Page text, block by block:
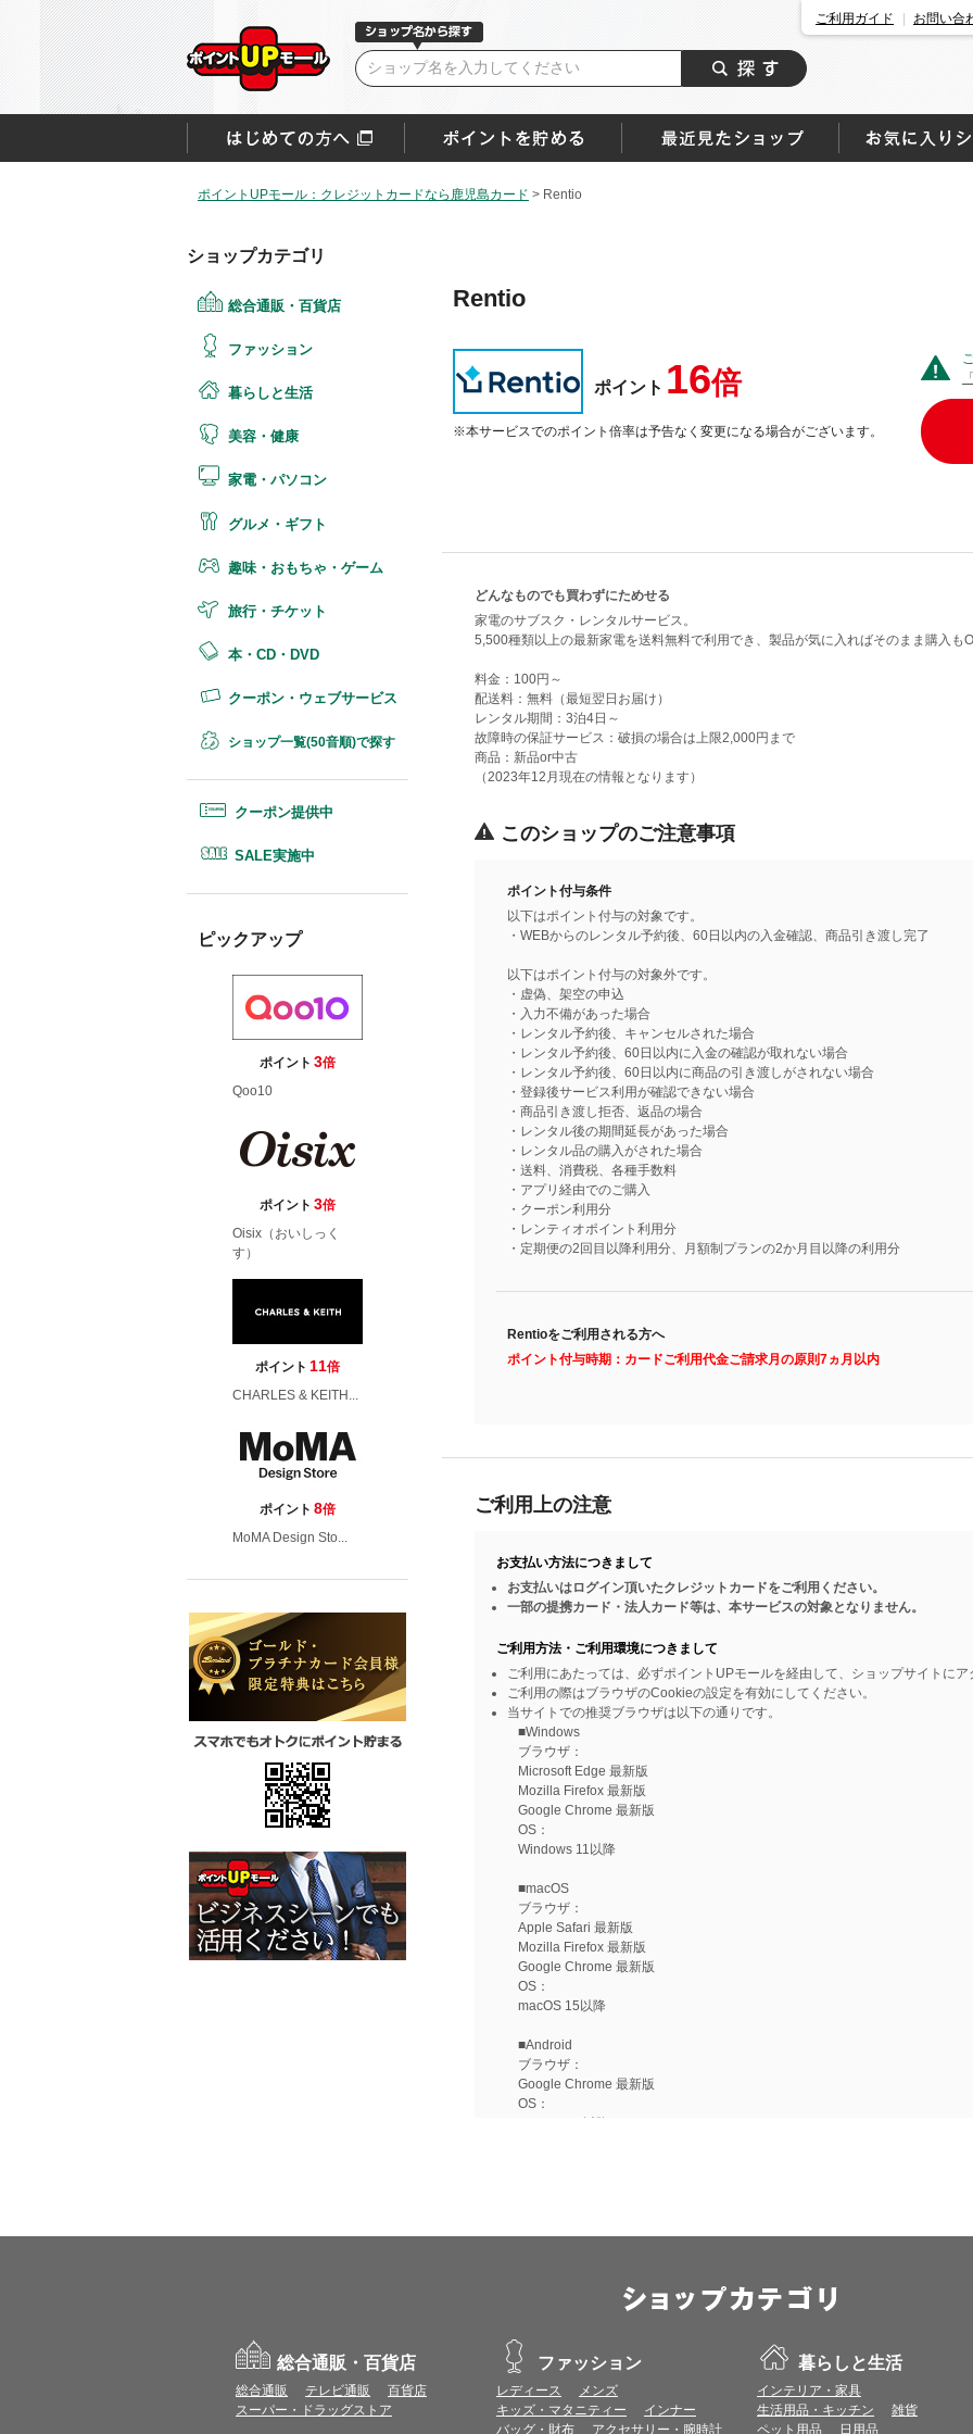
ご利用ガイド お問い合
ポイントUPモール：クレジットカードなら鹿児島カード > Rentio
ショップカテゴリ
総合通販・百貨店
ファッション
暮らしと生活
美容・健康
家電・パソコン
グルメ・ギフト
趣味・おもちゃ・ゲーム
旅行・チケット
本・CD・DVD
クーポン・ウェブサービス
ショップ一覧(50音順)で探す
クーポン提供中
SALE実施中
ピックアップ
ポイント 3倍
Qoo10
ポイント 3倍
Oisix（おいしっく
す）
ポイント 11倍
CHARLES & KEITH...
ポイント 8倍
MoMA Design Sto...
Rentio
ポイント 16倍
※本サービスでのポイント倍率は予告なく変更になる場合がございます。
どんなものでも買わずにためせる
家電のサブスク・レンタルサービス。
5,500種類以上の最新家電を送料無料で利用でき、製品が気に入ればそのまま購入も
料金：100円～
配送料：無料（最短翌日お届け）
レンタル期間：3泊4日～
故障時の保証サービス：破損の場合は上限2,000円まで
商品：新品or中古
（2023年12月現在の情報となります）
このショップのご注意事項
ポイント付与条件
以下はポイント付与の対象です。
・WEBからのレンタル予約後、60日以内の入金確認、商品引き渡し完了
以下はポイント付与の対象外です。
・虚偽、架空の申込
・入力不備があった場合
・レンタル予約後、キャンセルされた場合
・レンタル予約後、60日以内に入金の確認が取れない場合
・レンタル予約後、60日以内に商品の引き渡しがされない場合
・登録後サービス利用が確認できない場合
・商品引き渡し拒否、返品の場合
・レンタル後の期間延長があった場合
・レンタル品の購入がされた場合
・送料、消費税、各種手数料
・アプリ経由でのご購入
・クーポン利用分
・レンティオポイント利用分
・定期便の2回目以降利用分、月額制プランの2か月目以降の利用分
Rentioをご利用される方へ
ポイント付与時期：カードご利用代金ご請求月の原則7ヵ月以内
ご利用上の注意
お支払い方法につきまして
お支払いはログイン頂いたクレジットカードをご利用ください。
一部の提携カード・法人カード等は、本サービスの対象となりません。
ご利用方法・ご利用環境につきまして
ご利用にあたっては、必ずポイントUPモールを経由して、ショップサイトに
ご利用の際はブラウザのCookieの設定を有効にしてください。
当サイトでの推奨ブラウザは以下の通りです。
■Windows
ブラウザ：
Microsoft Edge 最新版
Mozilla Firefox 最新版
Google Chrome 最新版
OS：
Windows 11以降
■macOS
ブラウザ：
Apple Safari 最新版
Mozilla Firefox 最新版
Google Chrome 最新版
OS：
macOS 15以降
■Android
ブラウザ：
Google Chrome 最新版
OS：
Android 15以降
iOS 18以降
※上記環境範囲内であっても、ブラウザとOSの組み合わせにより、 一部表
すので、推奨ブラウザでのご利用をお願いいたします。
＜CookieやJavaScriptについて＞
本サービスではCookieとJavaScriptの機能を使用している為、Cookieと
総合通販・百貨店
総合通販 テレビ通販
百貨店
スーパー・ドラッグストア
ファッション
レディース
メンズ
キッズ・マタニティー
インナー
バッグ・財布
アクセサリー・腕時計
暮らしと生活
インテリア・家具
生活用品・キッチン
雑貨
ペット用品
日用品